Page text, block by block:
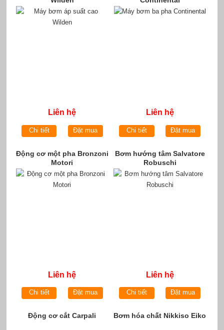
Liên hệ
Chi tiết Đặt mua
Liên hệ
Chi tiết Đặt mua
Động cơ một pha Bronzoni
Motori
Liên hệ
Chi tiết Đặt mua
Bơm hướng tâm Salvatore
Robuschi
Liên hệ
Chi tiết Đặt mua
Động cơ cắt Carpali Bơm hóa chất Nikkiso Eiko